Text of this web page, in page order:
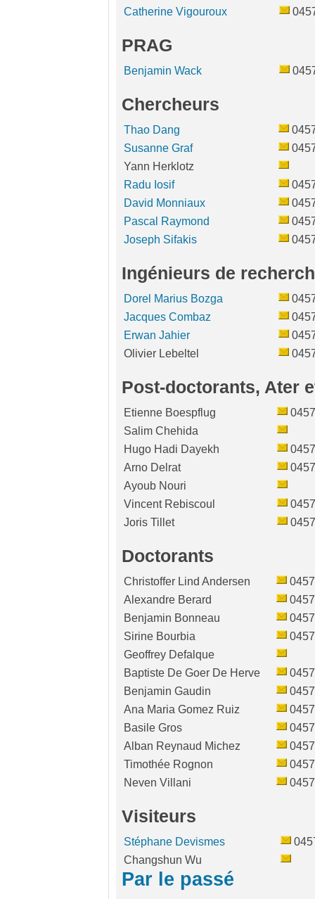
Catherine Vigouroux
PRAG
Benjamin Wack
Chercheurs
Thao Dang
Susanne Graf
Yann Herklotz
Radu Iosif
David Monniaux
Pascal Raymond
Joseph Sifakis
Ingénieurs de
Dorel Marius Bozga
Jacques Combaz
Erwan Jahier
Olivier Lebeltel
Post-doctorants, Ater
Etienne Boespflug
Salim Chehida
Hugo Hadi Dayekh
Arno Delrat
Ayoub Nouri
Vincent Rebiscoul
Joris Tillet
Doctorants
Christoffer Lind Andersen
Alexandre Berard
Benjamin Bonneau
Sirine Bourbia
Geoffrey Defalque
Baptiste De Goer De Herve
Benjamin Gaudin
Ana Maria Gomez Ruiz
Basile Gros
Alban Reynaud Michez
Timothée Rognon
Neven Villani
Visiteurs
Stéphane Devismes
Changshun Wu
Par le passé